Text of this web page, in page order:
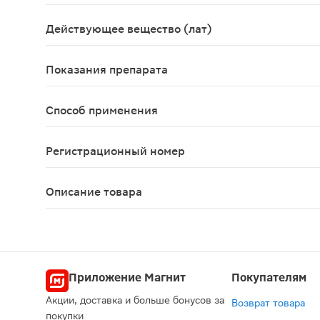
Действующее вещество (лат)
Показания препарата
Устранение заложенности носа различного
Способ применения
Регистрационный номер
Описание товара
Приложение Магнит
Акции, доставка и больше бонусов за
покупки
Покупателям
Возврат товара